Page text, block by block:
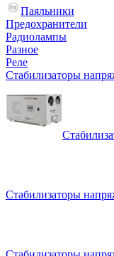
Паяльники
Предохранители
Радиолампы
Разное
Реле
Стабилизаторы
Стабилизаторы